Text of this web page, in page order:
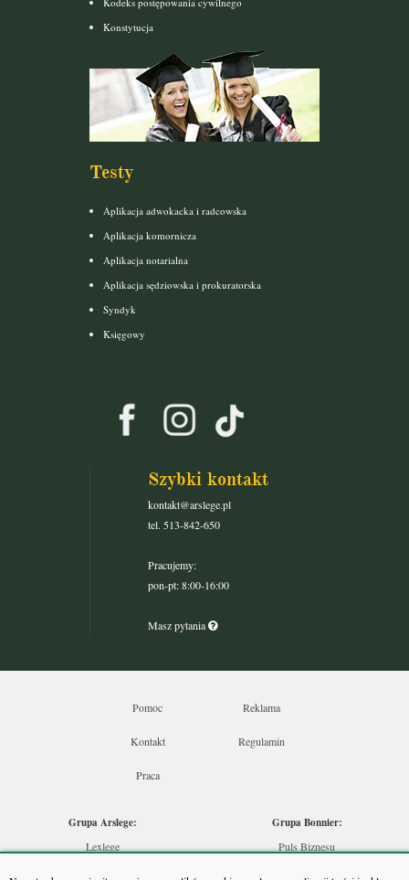
Konstytucja
Testy
Aplikacja adwokacka i radcowska
Aplikacja komornicza
Aplikacja notarialna
Aplikacja sędziowska i prokuratorska
Syndyk
Księgowy
Szybki kontakt
kontakt@arslege.pl
tel. 513-842-650
Pracujemy:
pon-pt: 8:00-16:00
Masz pytania
Pomoc Reklama
Kontakt Regulamin
Praca
Grupa Arslege:
Lexlege
Grupa Bonnier:
Puls Biznesu